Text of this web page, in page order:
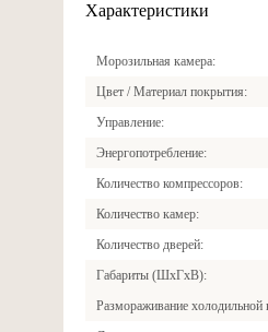
Характеристики
Морозильная камера
Цвет / Материал покрытия
Управление
Энергопотребление
Количество компрессоров
Количество камер
Количество дверей
Габариты (ШxГxВ)
Размораживание холодильной